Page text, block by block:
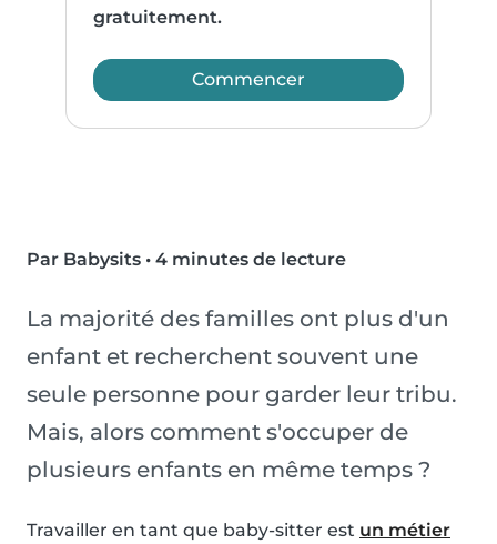
gratuitement.
Commencer
Par Babysits • 4 minutes de lecture
La majorité des familles ont plus d'un
enfant et recherchent souvent une
seule personne pour garder leur tribu.
Mais, alors comment s'occuper de
plusieurs enfants en même temps ?
Travailler en tant que baby-sitter est un métier